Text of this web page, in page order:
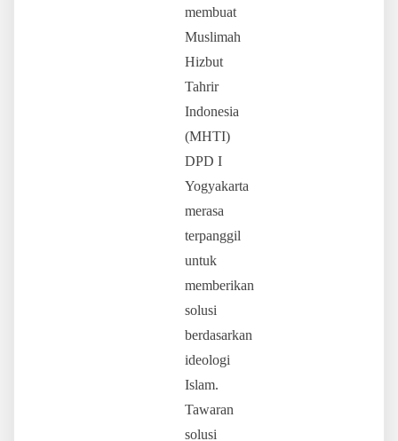
membuat
Muslimah
Hizbut
Tahrir
Indonesia
(MHTI)
DPD I
Yogyakarta
merasa
terpanggil
untuk
memberikan
solusi
berdasarkan
ideologi
Islam.
Tawaran
solusi